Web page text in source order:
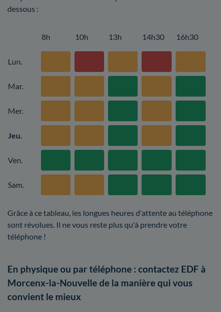
dessous :
8h 10h 13h 14h30 16h30
Lun.
Mar.
Mer.
Jeu.
Ven.
Sam.
Grâce à ce tableau, les longues heures d'attente au téléphone
sont révolues. Il ne vous reste plus qu'à prendre votre
téléphone !
En physique ou par téléphone : contactez EDF à
Morcenx-la-Nouvelle de la manière qui vous
convient le mieux